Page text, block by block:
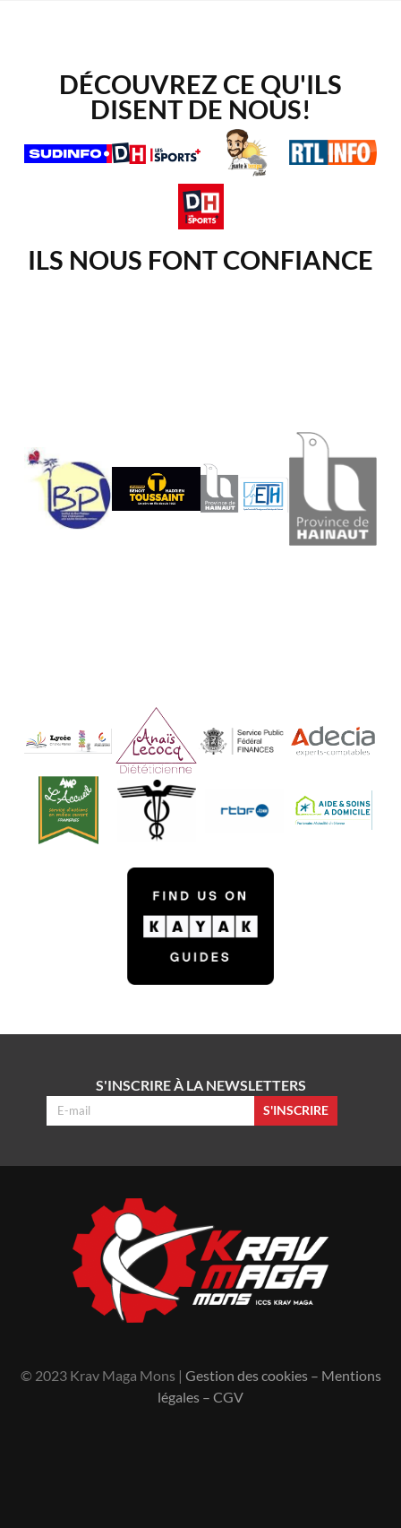
DÉCOUVREZ CE QU'ILS
DISENT DE NOUS!
ILS NOUS FONT CONFIANCE
S'INSCRIRE À LA NEWSLETTERS
S'INSCRIRE
© 2023 Krav Maga Mons | Gestion des cookies– Mentions
légales – CGV